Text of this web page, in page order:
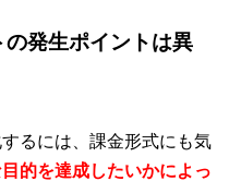
の発生ポイントは異
るには、課金形式にも気
的を達成したいかによっ